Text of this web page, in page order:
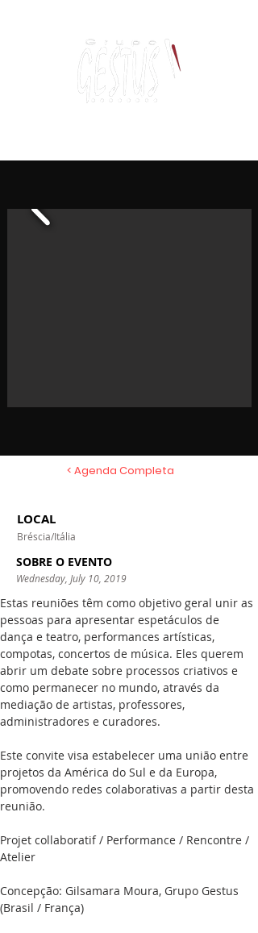
< Agenda Completa
LOCAL
Bréscia/Itália
SOBRE O EVENTO
Wednesday, July 10, 2019
Estas reuniões têm como objetivo geral unir as
pessoas para apresentar espetáculos de
dança e teatro, performances artísticas,
compotas, concertos de música. Eles querem
abrir um debate sobre processos criativos e
como permanecer no mundo, através da
mediação de artistas, professores,
administradores e curadores.
Este convite visa estabelecer uma união entre
projetos da América do Sul e da Europa,
promovendo redes colaborativas a partir desta
reunião.
Projet collaboratif / Performance / Rencontre /
Atelier
Concepção: Gilsamara Moura, Grupo Gestus
(Brasil / França)